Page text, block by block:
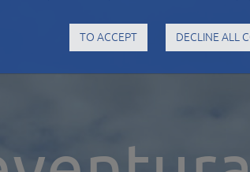
TO ACCEPT DECLINE ALL